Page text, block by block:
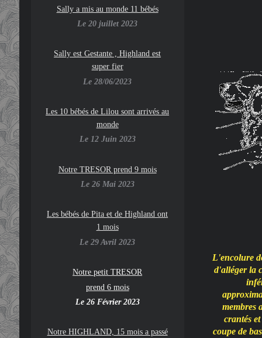
L'encolure
d'alléger la
membres
crantés
coupe de
Sally a mis au monde 11 bébés
Le 20 juillet 2023
Sally est Gestante , Highland est
super fier
Le 28/06/2023
Les 10 bébés de Lilou sont arrivés au
monde
Le 12 Juin 2023
Notre TRESOR prend 9 mois
Le 26 Mai 2023
Les bébés de Pita et de Highland ont
1 mois
Le 29 Avril 2023
Notre petit TRESOR
prend 6 mois
Le 26 Février 2023
Notre HIGHLAND, 15 mois a passé